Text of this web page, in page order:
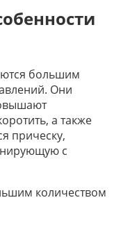
большим
Они
а также
прическу,
с
количеством